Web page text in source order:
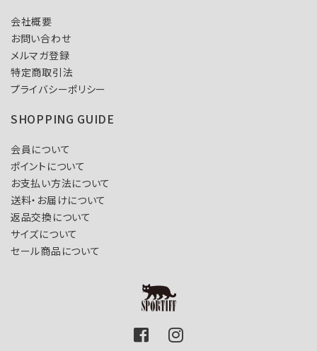
会社概要
お問い合わせ
メルマガ登録
特定商取引法
プライバシーポリシー
SHOPPING GUIDE
会員について
ポイントについて
お支払い方法について
送料・お届けについて
返品交換について
サイズについて
セール商品について